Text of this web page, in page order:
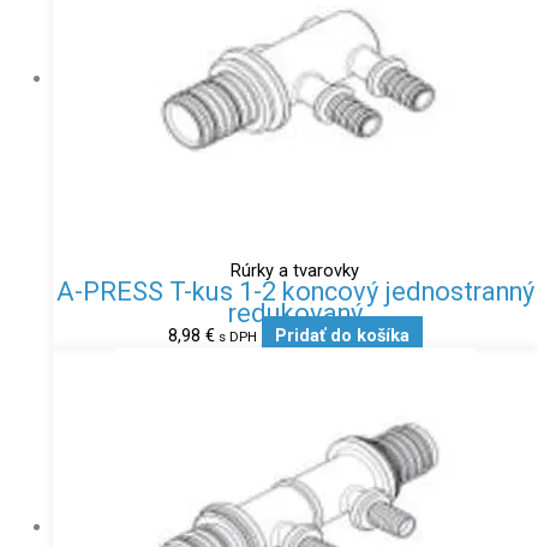
Rúrky a tvarovky
A-PRESS T-kus 1-2 koncový jednostranný
redukovaný
8,98 € s DPH Pridať do košíka